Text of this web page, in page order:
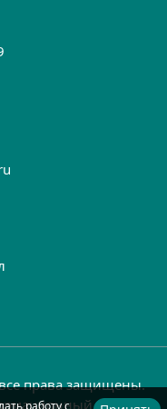
права защищены.
характер
работу с